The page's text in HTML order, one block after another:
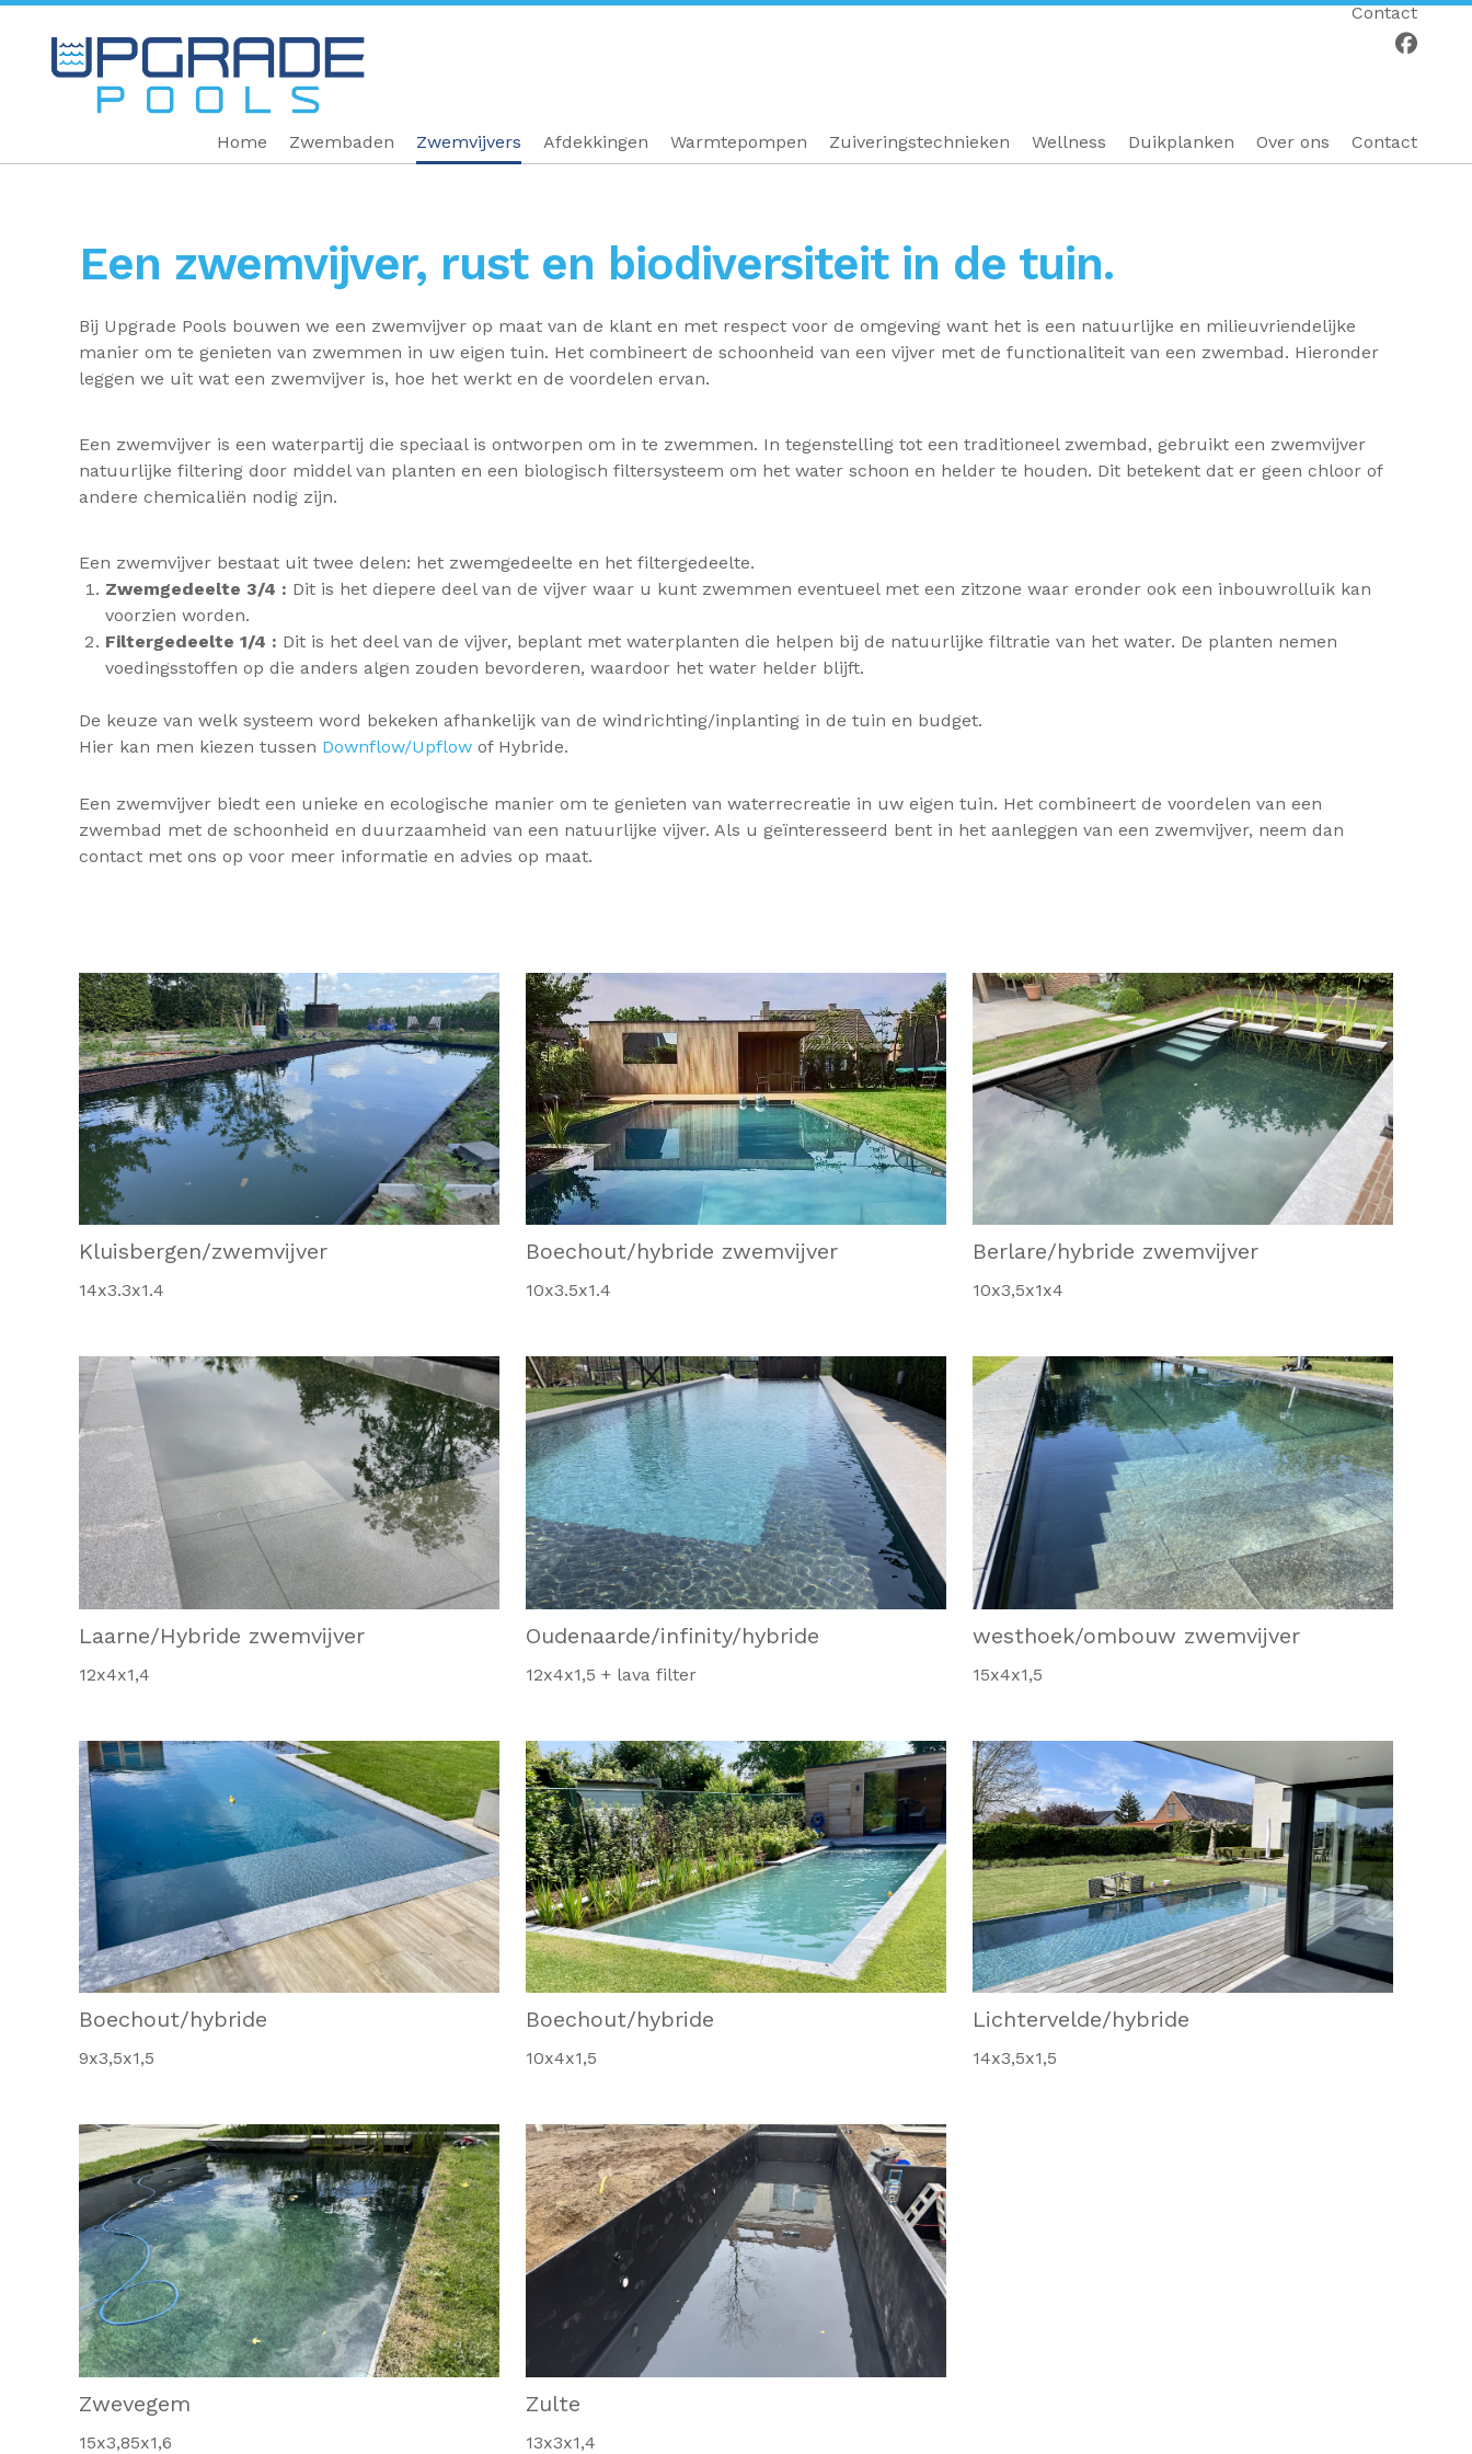
Home Zwembaden Zwemvijvers Afdekkingen Warmtepompen Zuiveringstechnieken Wellness Duikplanken Over ons Contact
Contact
Een zwemvijver, rust en biodiversiteit in de tuin.
Bij Upgrade Pools bouwen we een zwemvijver op maat van de klant en met respect voor de omgeving want het is een natuurlijke en milieuvriendelijke
manier om te genieten van zwemmen in uw eigen tuin. Het combineert de schoonheid van een vijver met de functionaliteit van een zwembad. Hieronder
leggen we uit wat een zwemvijver is, hoe het werkt en de voordelen ervan.
Een zwemvijver is een waterpartij die speciaal is ontworpen om in te zwemmen. In tegenstelling tot een traditioneel zwembad, gebruikt een zwemvijver
natuurlijke filtering door middel van planten en een biologisch filtersysteem om het water schoon en helder te houden. Dit betekent dat er geen chloor of
andere chemicaliën nodig zijn.
Een zwemvijver bestaat uit twee delen: het zwemgedeelte en het filtergedeelte.
Zwemgedeelte 3/4 : Dit is het diepere deel van de vijver waar u kunt zwemmen eventueel met een zitzone waar eronder ook een inbouwrolluik kan
voorzien worden.
Filtergedeelte 1/4 : Dit is het deel van de vijver, beplant met waterplanten die helpen bij de natuurlijke filtratie van het water. De planten nemen
voedingsstoffen op die anders algen zouden bevorderen, waardoor het water helder blijft.
De keuze van welk systeem word bekeken afhankelijk van de windrichting/inplanting in de tuin en budget.
Hier kan men kiezen tussen Downflow/Upflow of Hybride.
Een zwemvijver biedt een unieke en ecologische manier om te genieten van waterrecreatie in uw eigen tuin. Het combineert de voordelen van een
zwembad met de schoonheid en duurzaamheid van een natuurlijke vijver. Als u geïnteresseerd bent in het aanleggen van een zwemvijver, neem dan
contact met ons op voor meer informatie en advies op maat.
Kluisbergen/zwemvijver
14x3.3x1.4
Boechout/hybride zwemvijver
10x3.5x1.4
Berlare/hybride zwemvijver
10x3,5x1x4
Laarne/Hybride zwemvijver
12x4x1,4
Oudenaarde/infinity/hybride
12x4x1,5 + lava filter
westhoek/ombouw zwemvijver
15x4x1,5
Boechout/hybride
9x3,5x1,5
Boechout/hybride
10x4x1,5
Lichtervelde/hybride
14x3,5x1,5
Zwevegem
15x3,85x1,6
Zulte
13x3x1,4